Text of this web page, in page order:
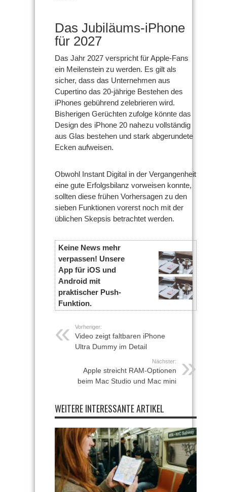
Das Jubiläums-iPhone
für 2027
Das Jahr 2027 verspricht für Apple-Fans
ein Meilenstein zu werden. Es gilt als
sicher, dass das Unternehmen aus
Cupertino das 20-jährige Bestehen des
iPhones gebührend zelebrieren wird.
Bisherigen Gerüchten zufolge könnte das
Design des iPhone 20 nahezu vollständig
aus Glas bestehen und stark abgerundete
Ecken aufweisen.
Obwohl Instant Digital in der Vergangenheit
eine gute Erfolgsbilanz vorweisen konnte,
sollten diese frühen Vorhersagen zu den
sieben Funktionen vorerst noch mit der
üblichen Skepsis betrachtet werden.
Keine News mehr
verpassen! Unsere
App für iOS und
Android mit
praktischer Push-
Funktion.
Vorheriger:
Video zeigt faltbaren iPhone
Ultra Dummy im Detail
Nächster:
Apple streicht RAM-Optionen
beim Mac Studio und Mac mini
WEITERE INTERESSANTE ARTIKEL